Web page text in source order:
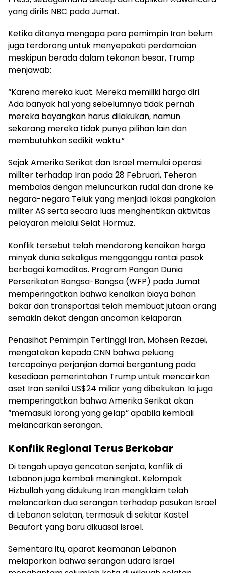
yang dirilis NBC pada Jumat.
Ketika ditanya mengapa para pemimpin Iran belum
juga terdorong untuk menyepakati perdamaian
meskipun berada dalam tekanan besar, Trump
menjawab:
“Karena mereka kuat. Mereka memiliki harga diri.
Ada banyak hal yang sebelumnya tidak pernah
mereka bayangkan harus dilakukan, namun
sekarang mereka tidak punya pilihan lain dan
membutuhkan sedikit waktu.”
Sejak Amerika Serikat dan Israel memulai operasi
militer terhadap Iran pada 28 Februari, Teheran
membalas dengan meluncurkan rudal dan drone ke
negara-negara Teluk yang menjadi lokasi pangkalan
militer AS serta secara luas menghentikan aktivitas
pelayaran melalui Selat Hormuz.
Konflik tersebut telah mendorong kenaikan harga
minyak dunia sekaligus mengganggu rantai pasok
berbagai komoditas. Program Pangan Dunia
Perserikatan Bangsa-Bangsa (WFP) pada Jumat
memperingatkan bahwa kenaikan biaya bahan
bakar dan transportasi telah membuat jutaan orang
semakin dekat dengan ancaman kelaparan.
Penasihat Pemimpin Tertinggi Iran, Mohsen Rezaei,
mengatakan kepada CNN bahwa peluang
tercapainya perjanjian damai bergantung pada
kesediaan pemerintahan Trump untuk mencairkan
aset Iran senilai US$24 miliar yang dibekukan. Ia juga
memperingatkan bahwa Amerika Serikat akan
“memasuki lorong yang gelap” apabila kembali
melancarkan serangan.
Konflik Regional Terus Berkobar
Di tengah upaya gencatan senjata, konflik di
Lebanon juga kembali meningkat. Kelompok
Hizbullah yang didukung Iran mengklaim telah
melancarkan dua serangan terhadap pasukan Israel
di Lebanon selatan, termasuk di sekitar Kastel
Beaufort yang baru dikuasai Israel.
Sementara itu, aparat keamanan Lebanon
melaporkan bahwa serangan udara Israel